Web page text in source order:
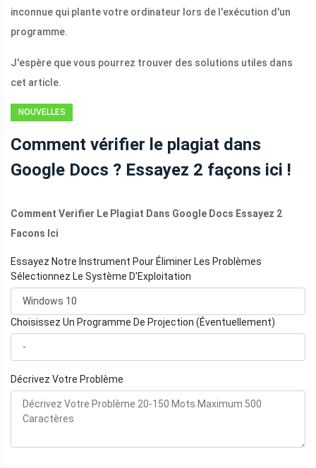
inconnue qui plante votre ordinateur lors de l'exécution d'un
programme.
J'espère que vous pourrez trouver des solutions utiles dans
cet article.
NOUVELLES
Comment vérifier le plagiat dans
Google Docs ? Essayez 2 façons ici !
Comment Verifier Le Plagiat Dans Google Docs Essayez 2
Facons Ici
Essayez Notre Instrument Pour Éliminer Les Problèmes
Sélectionnez Le Système D'Exploitation
Choisissez Un Programme De Projection (Éventuellement)
Décrivez Votre Problème